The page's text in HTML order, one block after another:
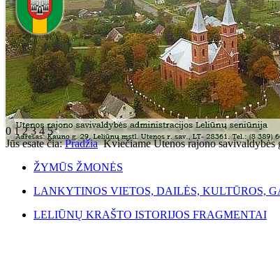
012345
Jūs esate čia:Pradžia Kviečiame Utenos rajono savivaldybės
ŽYMŪS ŽMONĖS
LANKYTINOS VIETOS, DAILĖS, KULTŪROS,
LELIŪNŲ KRAŠTO ISTORIJOS FRAGMENTAI